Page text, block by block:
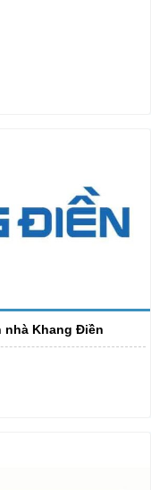
nhà Khang Điền